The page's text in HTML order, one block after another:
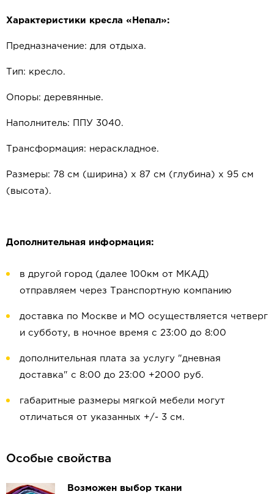
Характеристики кресла «Непал»:
Предназначение: для отдыха.
Тип: кресло.
Опоры: деревянные.
Наполнитель: ППУ 3040.
Трансформация: нераскладное.
Размеры: 78 см (ширина) х 87 см (глубина) х 95 см
(высота).
Дополнительная информация:
в другой город (далее 100км от МКАД)
отправляем через Транспортную компанию
доставка по Москве и МО осуществляется четверг
и субботу, в ночное время с 23:00 до 8:00
дополнительная плата за услугу "дневная
доставка" с 8:00 до 23:00 +2000 руб.
габаритные размеры мягкой мебели могут
отличаться от указанных +/- 3 см.
Особые свойства
Возможен выбор ткани